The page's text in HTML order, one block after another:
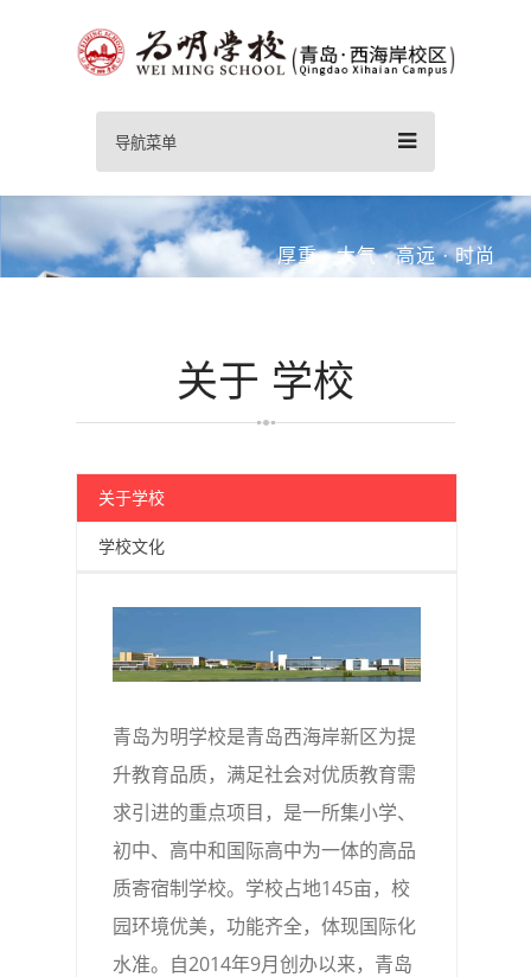
导航菜单
查看更多
厚重 · 大气 · 高远 · 时尚
DECOROUSNESS GENEROSITY LOFTINESS FASHION
为每个孩子发展提供适合的教育！
Love, responsibility, wisdom
回归教育本真 对孩子一生负责！
Take responsibility for the whole lives of the children
以生为本·以质立校
关于 学校
关于学校
学校文化
青岛为明学校是青岛西海岸新区为提
升教育品质，满足社会对优质教育需
求引进的重点项目，是一所集小学、
初中、高中和国际高中为一体的高品
质寄宿制学校。学校占地145亩，校
园环境优美，功能齐全，体现国际化
水准。自2014年9月创办以来，青岛